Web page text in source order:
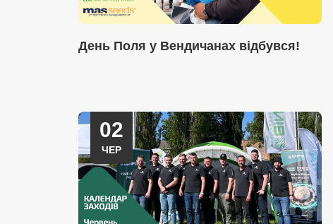
День Поля у Вендичанах відбувся!
02
ЧЕР